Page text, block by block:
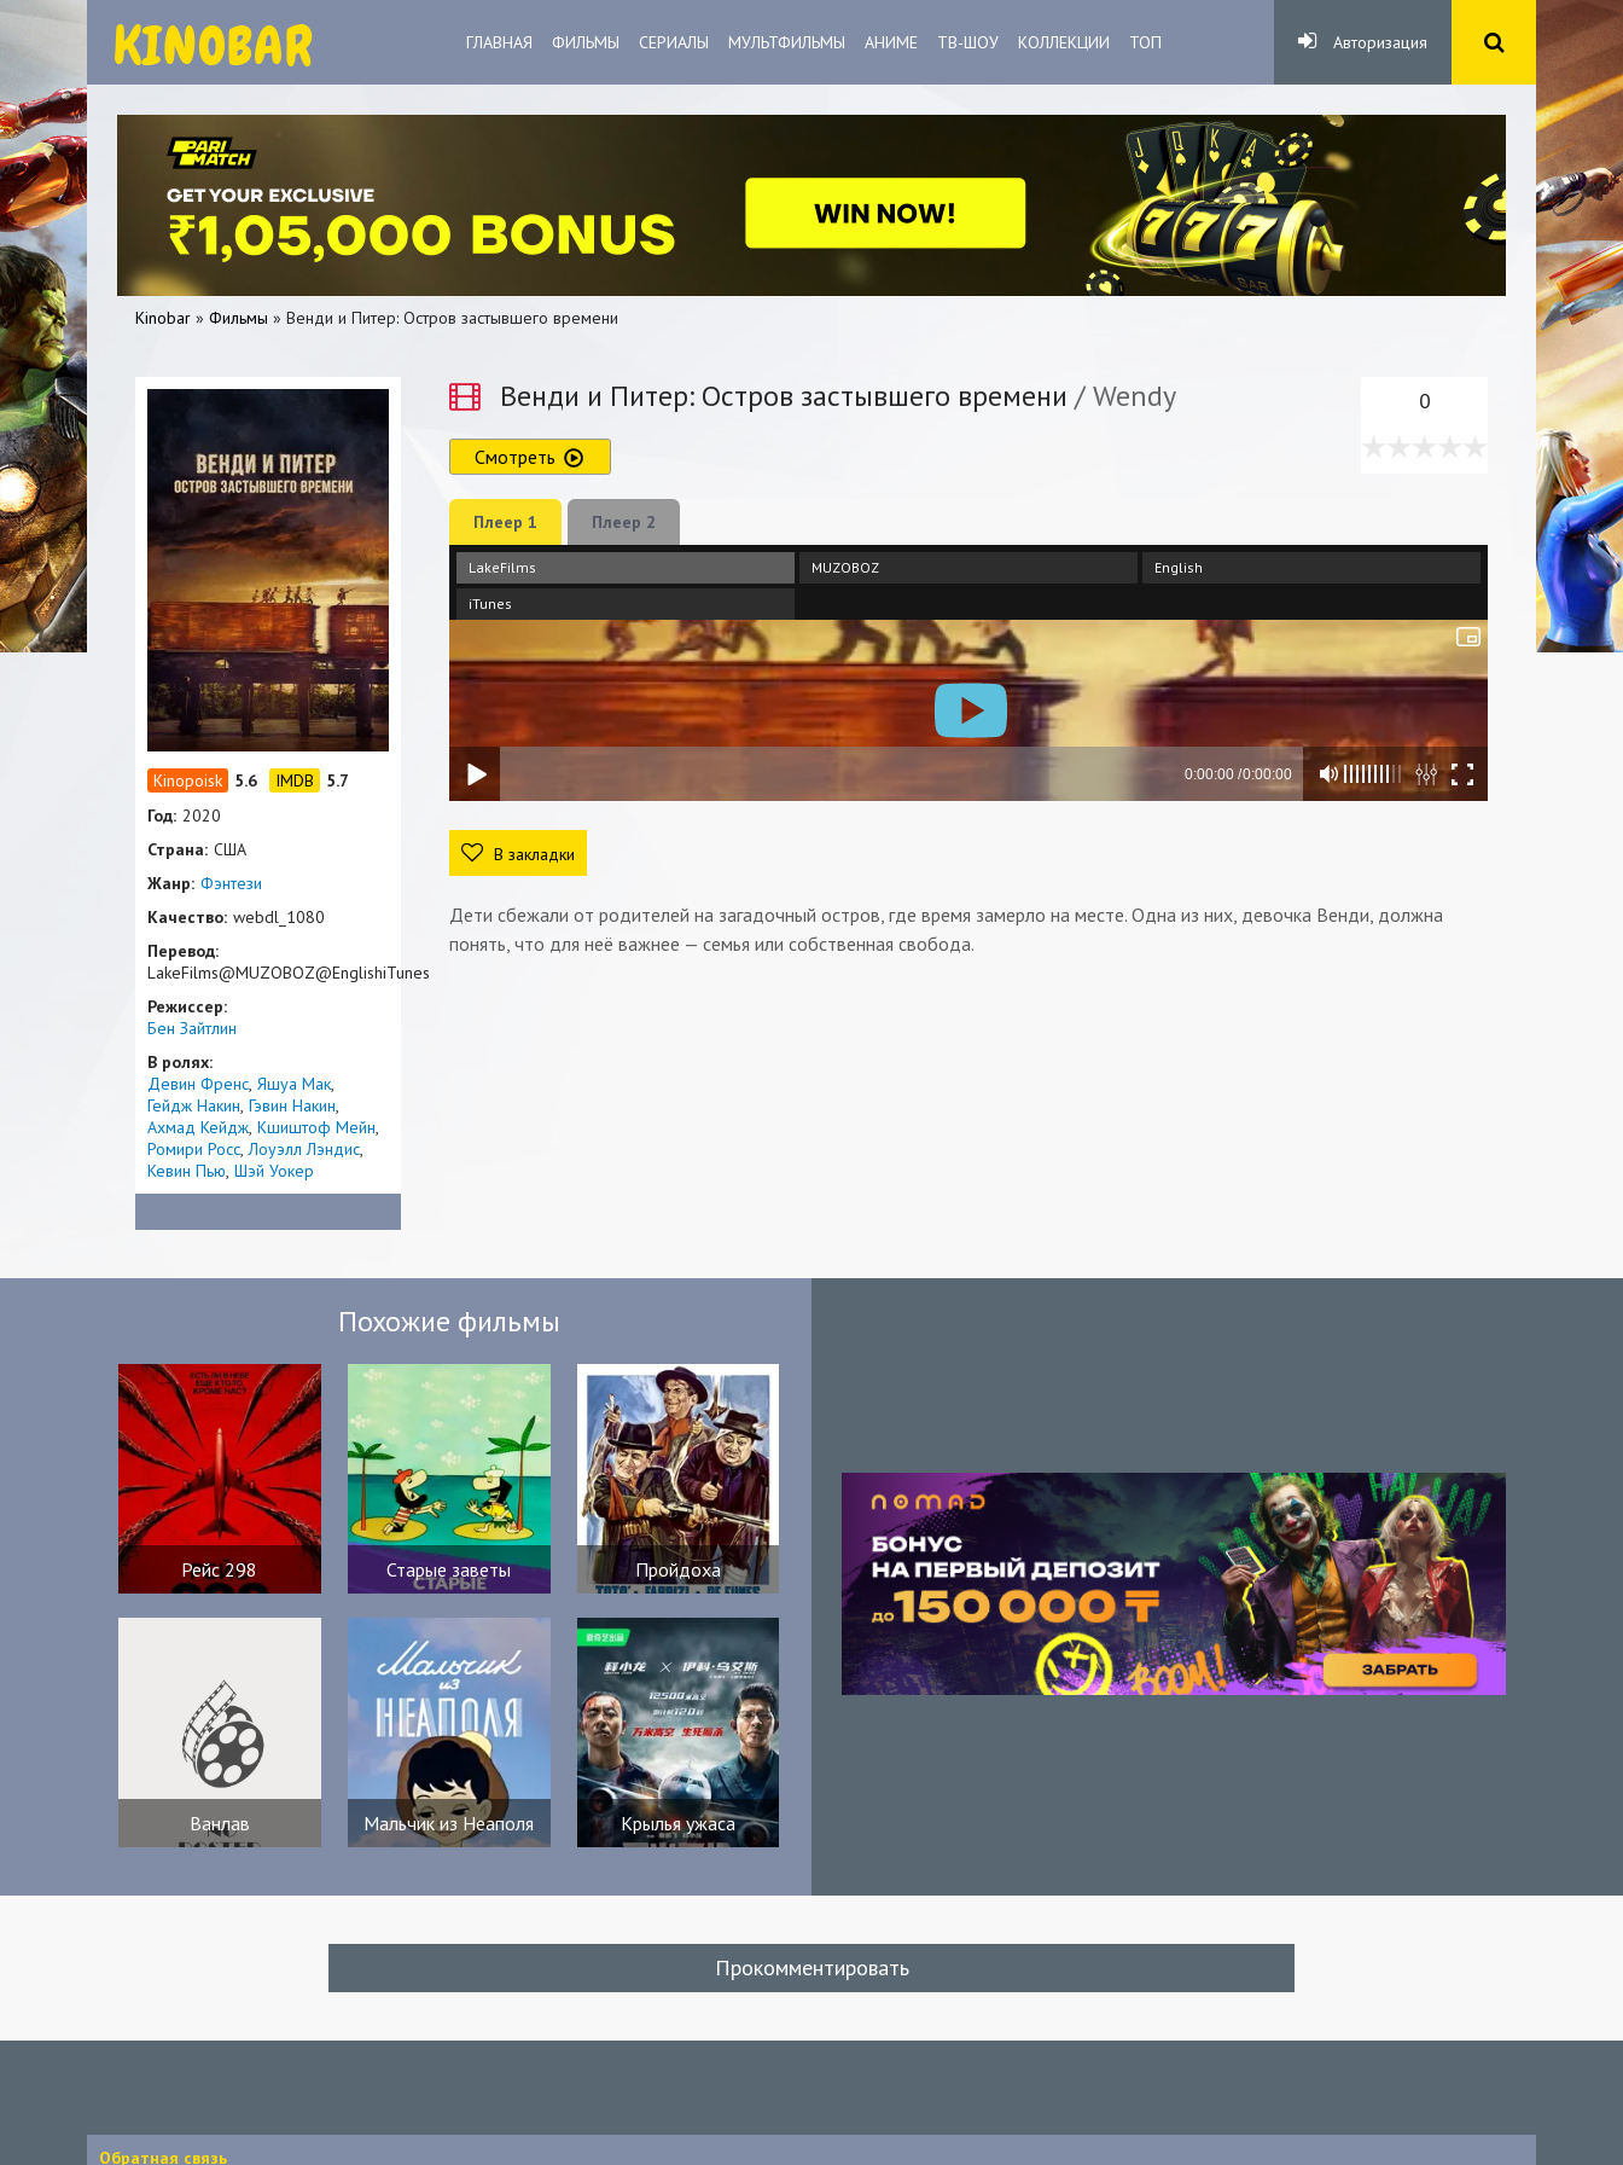
ГЛАВНАЯ ФИЛЬМЫ СЕРИАЛЫ МУЛЬТФИЛЬМЫ АНИМЕ ТВ-ШОУ КОЛЛЕКЦИИ ТОП Авторизация
Kinobar » Фильмы » Венди и Питер: Остров застывшего времени
Венди и Питер: Остров застывшего времени / Wendy 0
0
1 2 3 Смотреть
Плеер 1 Плеер 2
LakeFilms MUZOBOZ
English
iTunes
В закладки
Дети сбежали от родителей на загадочный остров, где время замерло на месте. Одна из них, девочка Венди, должна
понять, что для неё важнее — семья или собственная свобода.
5.6
5.7
Год: 2020
Страна: США
Жанр: Фэнтези
Качество: webdl_1080
Перевод:
LakeFilms@MUZOBOZ@EnglishiTunes
Режиссер:
Бен Зайтлин
В ролях:
Девин Френс Яшуа Мак
Гейдж Накин Гэвин Накин
Ахмад Кейдж Кшиштоф Мейн
Ромири Росс Лоуэлл Лэндис
Кевин Пью Шэй Уокер
Похожие фильмы
Рейс 298 Старые заветы Пройдоха
Ванлав Мальчик из Неаполя Крылья ужаса
Прокомментировать
Обратная связь